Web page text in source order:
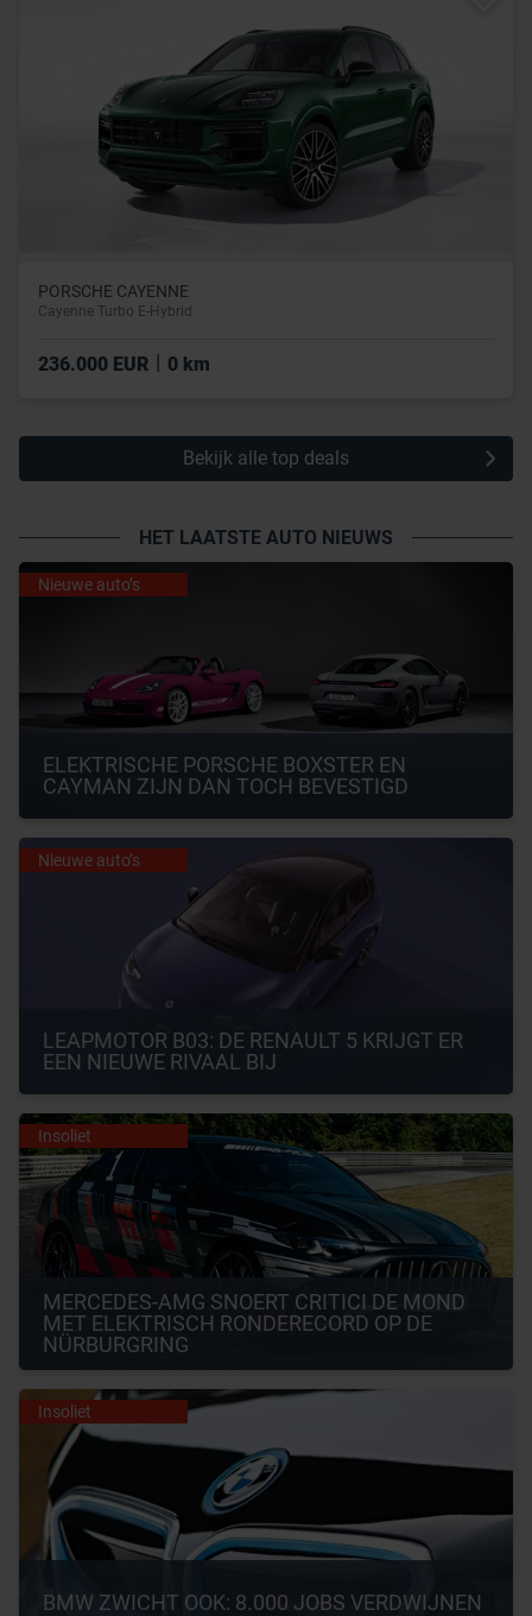
PORSCHE CAYENNE
Cayenne Turbo E-Hybrid
236.000 EUR 0 km
Bekijk alle top deals
HET LAATSTE AUTO NIEUWS
Nieuwe auto’s
ELEKTRISCHE PORSCHE BOXSTER EN
CAYMAN ZIJN DAN TOCH BEVESTIGD
Nieuwe auto’s
LEAPMOTOR B03: DE RENAULT 5 KRIJGT ER
EEN NIEUWE RIVAAL BIJ
Insoliet
MERCEDES-AMG SNOERT CRITICI DE MOND
MET ELEKTRISCH RONDERECORD OP DE
NÜRBURGRING
Insoliet
BMW ZWICHT OOK: 8.000 JOBS VERDWIJNEN